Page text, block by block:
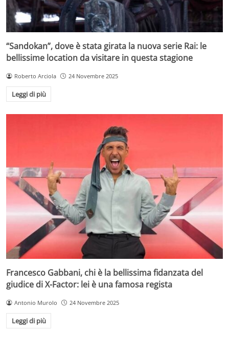
“Sandokan”, dove è stata girata la nuova serie Rai: le
bellissime location da visitare in questa stagione
Roberto Arciola 24 Novembre 2025
Leggi di più
Francesco Gabbani, chi è la bellissima fidanzata del
giudice di X-Factor: lei è una famosa regista
Antonio Murolo 24 Novembre 2025
Leggi di più